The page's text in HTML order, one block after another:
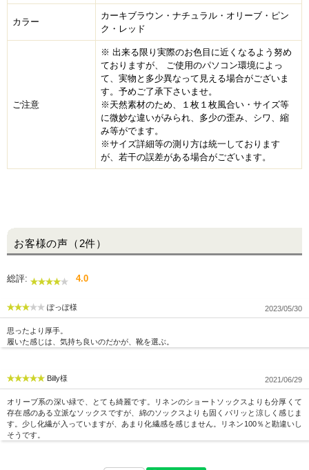
カラー
カーキブラウン・ナチュラル・オリーブ・ピン
ク・レッド
ご注意
※ 出来る限り実際のお色目に近くなるよう努め
ておりますが、 ご使用のパソコン環境によっ
て、実物と多少異なって見える場合がございま
す。予めご了承下さいませ。
※天然素材のため、１枚１枚風合い・サイズ等
に微妙な違いがみられ、多少の歪み、シワ、縮
み等がでます。
※サイズ詳細等の測り方は統一しております
が、若干の誤差がある場合がございます。
お客様の声（2件）
総評: 4.0
ぽっぽ様 2023/05/30
思ったより厚手。
履いた感じは、気持ち良いのだかが、靴を選ぶ。
Billy様 2021/06/29
オリーブ系の深い緑で、とても綺麗です。リネンのショートソックスよりも分厚くて
存在感のある立派なソックスですが、綿のソックスよりも固くパリッと涼しく感じま
す。少し化繊が入っていますが、あまり化繊感を感じません。リネン100％と勘違いし
そうです。